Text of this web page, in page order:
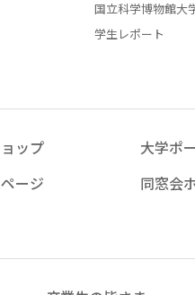
国立科学博物館大
学生レポート
ップ 大学ポ
ージ 同窓会